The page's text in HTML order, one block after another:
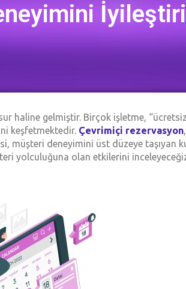
haline gelmiştir. Birçok işletme,
keşfetmektedir. Çevrimiçi rezervasyon,
müşteri deneyimini üst düzeye taşıyan
yolculuğuna olan etkilerini